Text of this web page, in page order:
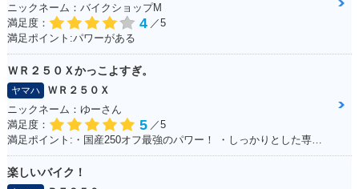
ニックネーム：バイクショップM
満足度：
4 ／5
満足ポイント:パワーがある
ＷＲ２５０Ｘかっこよすぎ。
ヤマハ
ＷＲ２５０Ｘ
ニックネーム：ゆーさん
満足度：
5 ／5
満足ポイント:・国産250オフ最強のパワー！ ・しっかりとした専用設計の足回り！ ・スタイルよすぎ！ノーマル車でもめちゃカッコイイ！！ ・アフターパーツも250オフの中では多い方！ ・メンテサイクル長いから楽！ ・デカールでイメチェンし放題だから飽きが来ない！ ・ネットで情報集めがしやすい（ユーザーが多い）
楽しいバイク！